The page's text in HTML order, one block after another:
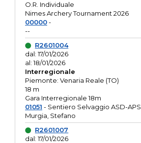
O.R. Individuale
Nimes Archery Tournament 2026
00000-
--
R2601004
dal: 17/01/2026
al: 18/01/2026
Interregionale
Piemonte: Venaria Reale (TO)
18 m
Gara Interregionale 18m
01051 - Sentiero Selvaggio ASD-APS
Murgia, Stefano
R2601007
dal: 17/01/2026